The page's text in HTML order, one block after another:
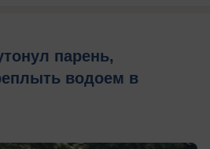
парень,
водоем в